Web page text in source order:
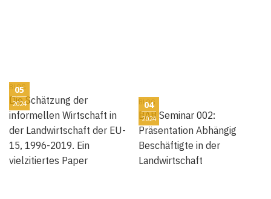
05
2024
BLOG
Die Schätzung der
informellen Wirtschaft in
der Landwirtschaft der EU-
15, 1996-2019. Ein
vielzitiertes Paper
04
2024
BLOG
BAB Seminar 002:
Präsentation Abhängig
Beschäftigte in der
Landwirtschaft